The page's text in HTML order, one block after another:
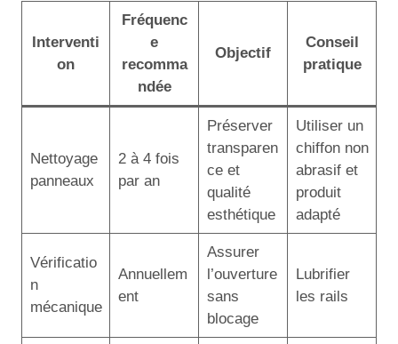
Interventi
on
Fréquenc
e
recomma
ndée
Objectif
Conseil
pratique
Nettoyage
panneaux
2 à 4 fois
par an
Préserver
transparen
ce et
qualité
esthétique
Utiliser un
chiffon non
abrasif et
produit
adapté
Vérificatio
n
mécanique
Annuellem
ent
Assurer
l’ouverture
sans
blocage
Lubrifier
les rails